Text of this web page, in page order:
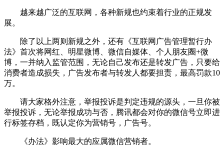
越来越广泛的互联网，各种新规也约束着行业的正规发
展。
除了以上两则新规之外，还有《互联网广告管理暂行办
法》首次将网红、明星微博、微信自媒体、个人朋友圈+微
博，一并纳入监管范围，无论自己发布还是转发广告，只要给
消费者造成损失，广告发布者与转发人都要担责，最高罚款10
万。
请大家格外注意，举报投诉是判定违规的源头，一旦你被
举报投诉，无论举报成功与否，腾讯都会对你的微信号立即进
行标签存档，既认定你为营销号，广告号。
《办法》影响最大的应属微信营销者。